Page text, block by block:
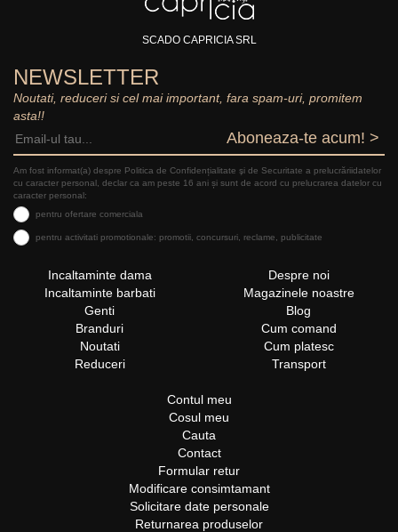
SCADO CAPRICIA SRL
NEWSLETTER
Noutati, reduceri si cel mai important, fara spam-uri, promitem
asta!!
Aboneaza-te acum! >
Am fost informat(a) despre Politica de Confidențialitate şi de Securitate a prelucrăriidatelor
cu caracter personal, declar ca am peste 16 ani și sunt de acord cu prelucrarea datelor cu
caracter personal:
pentru ofertare comerciala
pentru activitati promotionale: promotii, concursuri, reclame, publicitate
Incaltaminte dama
Incaltaminte barbati
Genti
Branduri
Noutati
Reduceri
Despre noi
Magazinele noastre
Blog
Cum comand
Cum platesc
Transport
Contul meu
Cosul meu
Cauta
Contact
Formular retur
Modificare consimtamant
Solicitare date personale
Returnarea produselor